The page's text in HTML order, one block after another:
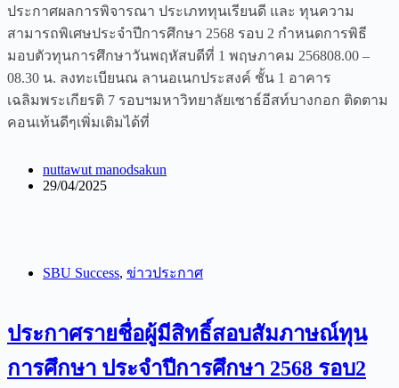
ประกาศผลการพิจารณา ประเภททุนเรียนดี และ ทุนความ
สามารถพิเศษประจำปีการศึกษา 2568 รอบ 2 กำหนดการพิธี
มอบตัวทุนการศึกษาวันพฤหัสบดีที่ 1 พฤษภาคม 256808.00 –
08.30 น. ลงทะเบียนณ ลานอเนกประสงค์ ชั้น 1 อาคาร
เฉลิมพระเกียรติ 7 รอบฯมหาวิทยาลัยเซาธ์อีสท์บางกอก ติดตาม
คอนเท้นดีๆเพิ่มเติมได้ที่
nuttawut manodsakun
29/04/2025
SBU Success, ข่าวประกาศ
ประกาศรายชื่อผู้มีสิทธิ์สอบสัมภาษณ์ทุน
การศึกษา ประจำปีการศึกษา 2568 รอบ2